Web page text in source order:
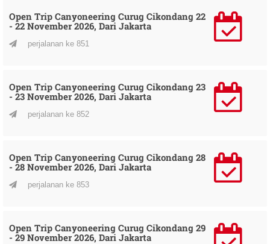
Open Trip Canyoneering Curug Cikondang 22
- 22 November 2026, Dari Jakarta
perjalanan ke 851
Open Trip Canyoneering Curug Cikondang 23
- 23 November 2026, Dari Jakarta
perjalanan ke 852
Open Trip Canyoneering Curug Cikondang 28
- 28 November 2026, Dari Jakarta
perjalanan ke 853
Open Trip Canyoneering Curug Cikondang 29
- 29 November 2026, Dari Jakarta